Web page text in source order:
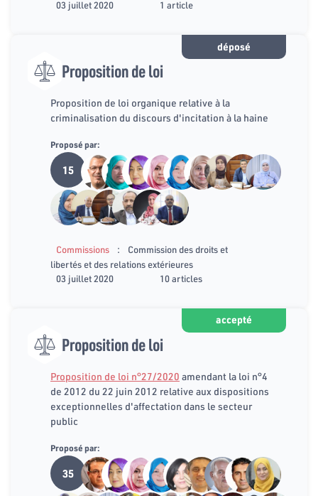
03 juillet 2020 1 article
déposé
Proposition de loi
Proposition de loi organique relative à la
criminalisation du discours d'incitation à la haine
Proposé par:
15
Commissions :
Commission des droits et
libertés et des relations extérieures
03 juillet 2020
10 articles
accepté
Proposition de loi
Proposition de loi n°27/2020 amendant la loi n°4
de 2012 du 22 juin 2012 relative aux dispositions
exceptionnelles d'affectation dans le secteur
public
Proposé par:
35